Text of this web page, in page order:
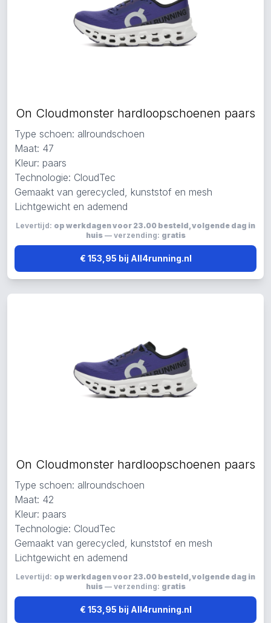
On Cloudmonster hardloopschoenen paars
Type schoen: allroundschoen
Maat: 47
Kleur: paars
Technologie: CloudTec
Gemaakt van gerecycled, kunststof en mesh
Lichtgewicht en ademend
Levertijd: op werkdagen voor 23.00 besteld, volgende dag in
huis— verzending: gratis
€ 153,95 bij All4running.nl
On Cloudmonster hardloopschoenen paars
Type schoen: allroundschoen
Maat: 42
Kleur: paars
Technologie: CloudTec
Gemaakt van gerecycled, kunststof en mesh
Lichtgewicht en ademend
Levertijd: op werkdagen voor 23.00 besteld, volgende dag in
huis— verzending: gratis
€ 153,95 bij All4running.nl